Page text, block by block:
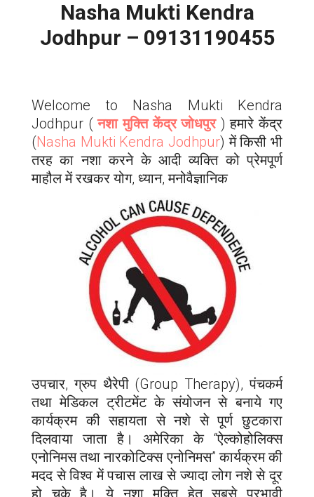
Nasha Mukti Kendra
Jodhpur – 09131190455
Welcome to Nasha Mukti Kendra
Jodhpur (नशा मुक्ति केंद्र जोधपुर ) हमारे केंद्र
(Nasha Mukti Kendra Jodhpur) में किसी भी
तरह का नशा करने के आदी व्यक्ति को प्रेमपूर्ण
माहौल में रखकर योग, ध्यान, मनोवैज्ञानिक
उपचार, ग्रुप थैरेपी (Group Therapy), पंचकर्म
तथा मेडिकल ट्रीटमेंट के संयोजन से बनाये गए
कार्यक्रम की सहायता से नशे से पूर्ण छुटकारा
दिलवाया जाता है। अमेरिका के “ऐल्कोहोलिक्स
एनोनिमस तथा नारकोटिक्स एनोनिमस” कार्यक्रम की
मदद से विश्व में पचास लाख से ज्यादा लोग नशे से दूर
हो चुके है। ये नशा मुक्ति हेतु सबसे प्रभावी